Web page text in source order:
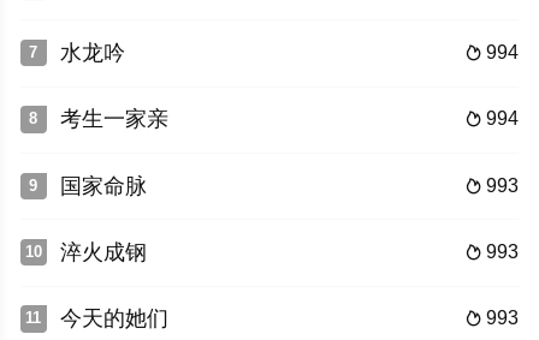
7  994
水龙吟
8  994
考生一家亲
9  993
国家命脉
10  993
淬火成钢
11  993
今天的她们